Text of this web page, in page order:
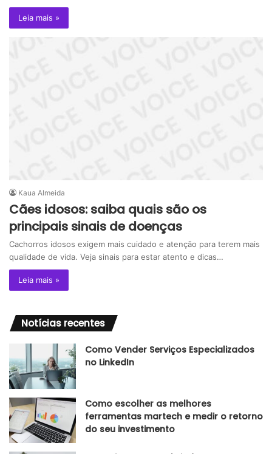
Leia mais »
Kaua Almeida
Cães idosos: saiba quais são os
principais sinais de doenças
Cachorros idosos exigem mais cuidado e atenção para terem mais
qualidade de vida. Veja sinais para estar atento e dicas…
Leia mais »
Notícias recentes
Como Vender Serviços Especializados
no LinkedIn
Como escolher as melhores
ferramentas martech e medir o retorno
do seu investimento